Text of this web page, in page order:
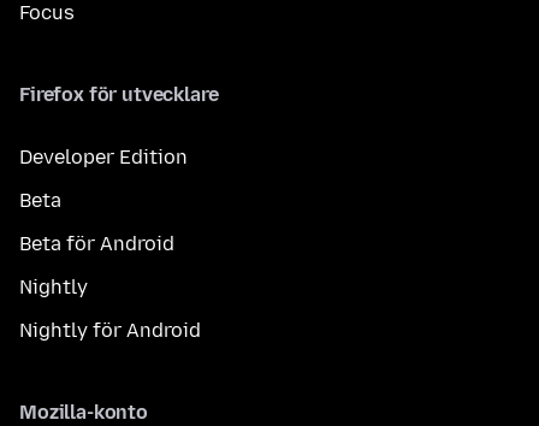
Focus
Firefox för utvecklare
Developer Edition
Beta
Beta för Android
Nightly
Nightly för Android
Mozilla-konto